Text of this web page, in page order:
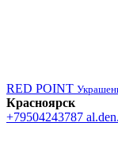
RED POINT
Красноярск
+79504243787